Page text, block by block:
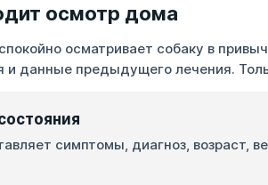
осмотр дома
осматривает собаку в
и данные предыдущего лечения.
симптомы, диагноз, возраст,